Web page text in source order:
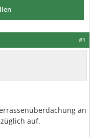
#1
an
auf.